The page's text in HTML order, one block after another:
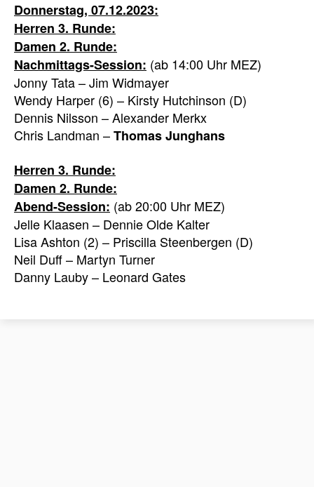
Donnerstag, 07.12.2023:
Herren 3. Runde:
Damen 2. Runde:
Nachmittags-Session: (ab 14:00 Uhr MEZ)
Jonny Tata – Jim Widmayer
Wendy Harper (6) – Kirsty Hutchinson (D)
Dennis Nilsson – Alexander Merkx
Chris Landman –Thomas Junghans
Herren 3. Runde:
Damen 2. Runde:
Abend-Session: (ab 20:00 Uhr MEZ)
Jelle Klaasen – Dennie Olde Kalter
Lisa Ashton (2) – Priscilla Steenbergen (D)
Neil Duff – Martyn Turner
Danny Lauby – Leonard Gates